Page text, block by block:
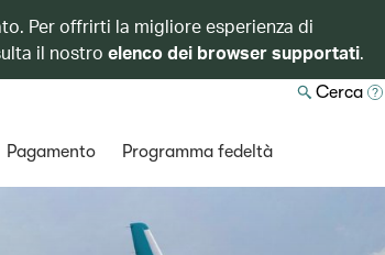
Per offrirti la migliore esperienza di
il nostro elenco dei browser supportati.
Cerca
Pagamento Programma fedeltà